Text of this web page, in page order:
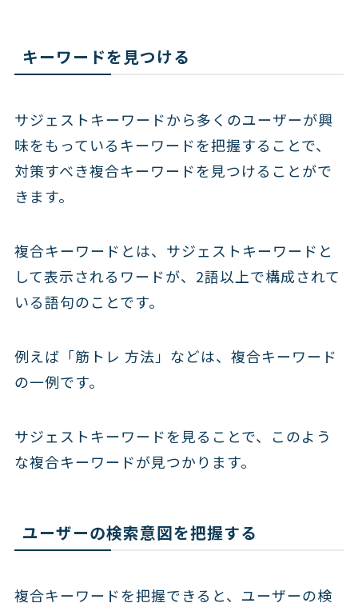
キーワードを見つける
サジェストキーワードから多くのユーザーが興
味をもっているキーワードを把握することで、
対策すべき複合キーワードを見つけることがで
きます。
複合キーワードとは、サジェストキーワードと
して表示されるワードが、2語以上で構成されて
いる語句のことです。
例えば「筋トレ 方法」などは、複合キーワード
の一例です。
サジェストキーワードを見ることで、このよう
な複合キーワードが見つかります。
ユーザーの検索意図を把握する
複合キーワードを把握できると、ユーザーの検